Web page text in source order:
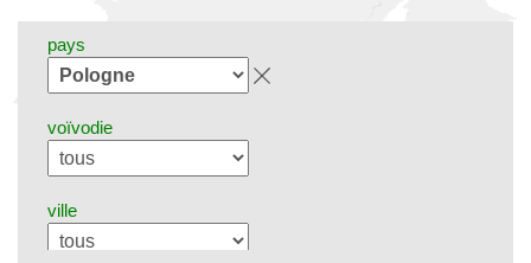
pays
voïvodie
ville